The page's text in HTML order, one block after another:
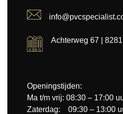
Achterweg 67 |
Openingstijden:
Ma t/m vrij: 08:30 – 17:00
Zaterdag: 09:30 – 13:00